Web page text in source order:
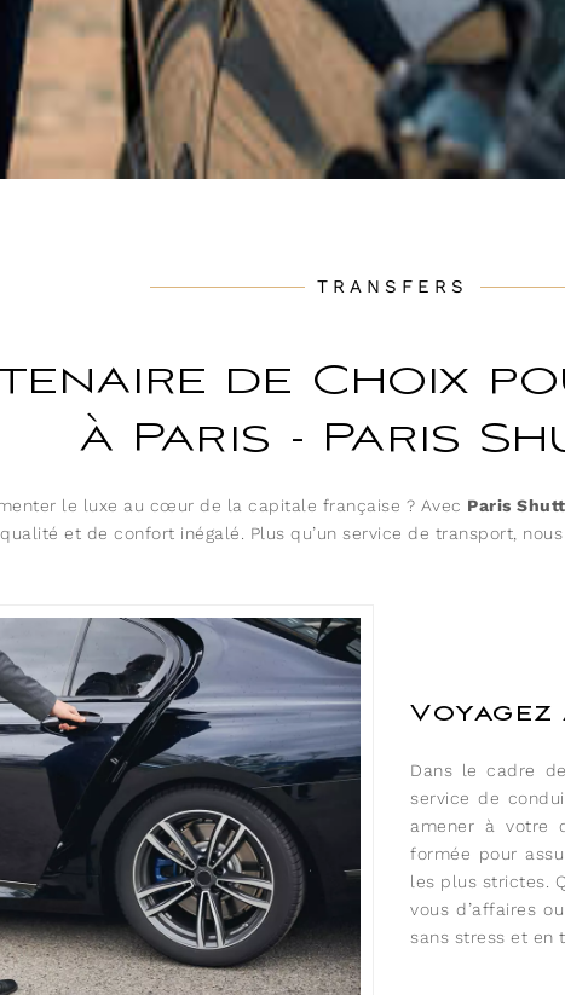
TRANSFERS
de Choix
à Paris - Paris
le luxe au cœur de la capitale française ? Avec Paris
et de confort inégalé. Plus qu’un service de transport,
Dans le cadre
service de
amener à votre
formée pour
les plus strictes.
vous d’affaires
sans stress et en